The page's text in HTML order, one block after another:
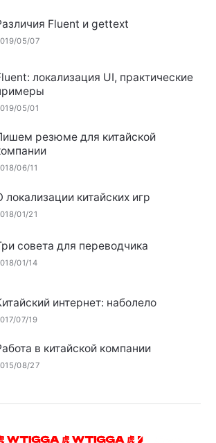
Fluent и gettext
05/07
локализация UI, практические
05/01
резюме для китайской
06/11
локализации китайских игр
01/21
совета для переводчика
01/14
интернет: наболело
07/19
в китайской компании
08/27